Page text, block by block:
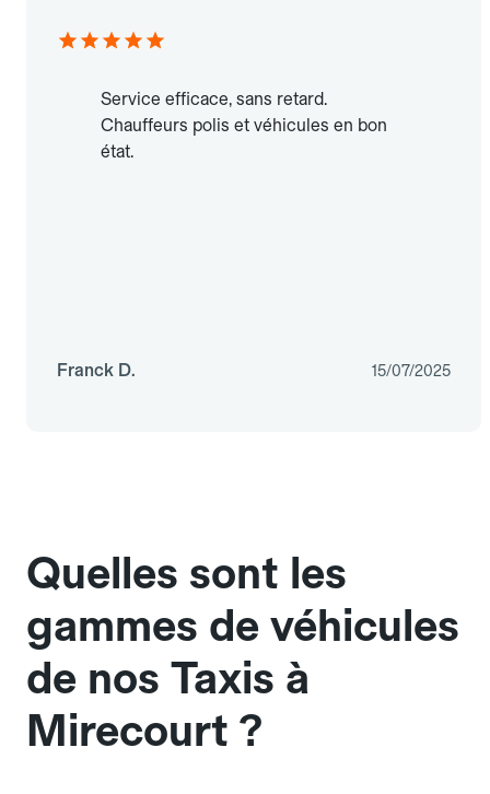
Service efficace, sans retard.
Chauffeurs polis et véhicules en bon
état.
Franck D. 15/07/2025
Quelles sont les
gammes de véhicules
de nos Taxis à
Mirecourt ?